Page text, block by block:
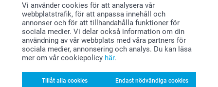
Vi använder cookies för att analysera vår
webbplatstrafik, för att anpassa innehåll och
annonser och för att tillhandahålla funktioner för
sociala medier. Vi delar också information om din
användning av vår webbplats med våra partners för
sociala medier, annonsering och analys. Du kan läsa
mer om vår cookiepolicy här.
Tillåt alla cookies Endast nödvändiga cookies
Förstklassig kundservice
Registrera dig till vårt nyhetsbrev
Ange din e-postadress här